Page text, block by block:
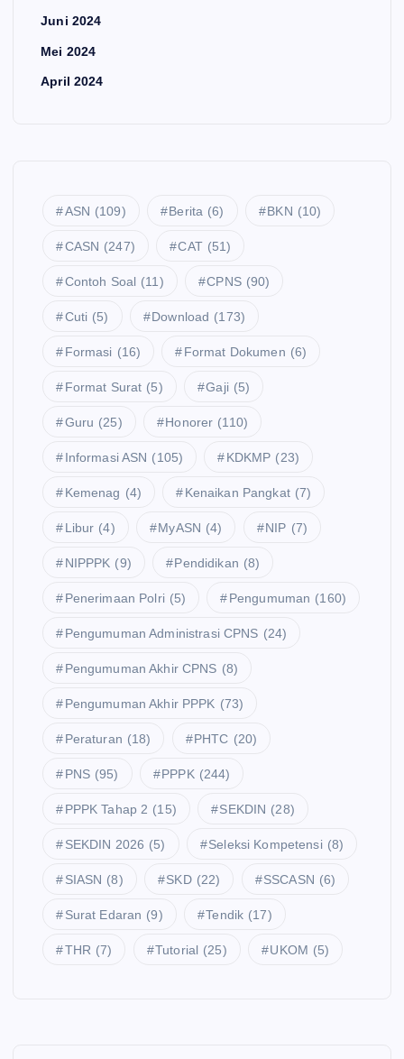
Juni 2024
Mei 2024
April 2024
ASN (109) Berita (6) BKN (10)
CASN (247) CAT (51)
Contoh Soal (11) CPNS (90)
Cuti (5) Download (173)
Formasi (16) Format Dokumen (6)
Format Surat (5) Gaji (5)
Guru (25) Honorer (110)
Informasi ASN (105) KDKMP (23)
Kemenag (4) Kenaikan Pangkat (7)
Libur (4) MyASN (4) NIP (7)
NIPPPK (9) Pendidikan (8)
Penerimaan Polri (5) Pengumuman (160)
Pengumuman Administrasi CPNS (24)
Pengumuman Akhir CPNS (8)
Pengumuman Akhir PPPK (73)
Peraturan (18) PHTC (20)
PNS (95) PPPK (244)
PPPK Tahap 2 (15) SEKDIN (28)
SEKDIN 2026 (5) Seleksi Kompetensi (8)
SIASN (8) SKD (22) SSCASN (6)
Surat Edaran (9) Tendik (17)
THR (7) Tutorial (25) UKOM (5)